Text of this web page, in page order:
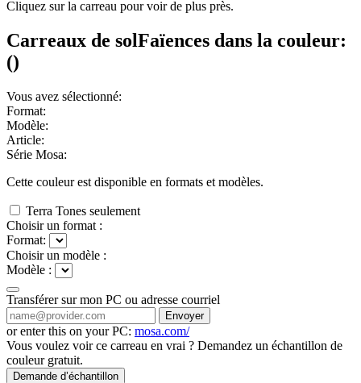
Cliquez sur la carreau pour voir de plus près.
Carreaux de solFaïences dans la couleur:
()
Vous avez sélectionné:
Format:
Modèle:
Article:
Série Mosa:
Cette couleur est disponible en formats et modèles.
Terra Tones seulement
Choisir un format :
Format:
Choisir un modèle :
Modèle :
Transférer sur mon PC ou adresse courriel
Envoyer
or enter this on your PC: mosa.com/
Vous voulez voir ce carreau en vrai ? Demandez un échantillon de
couleur gratuit.
Demande d’échantillon